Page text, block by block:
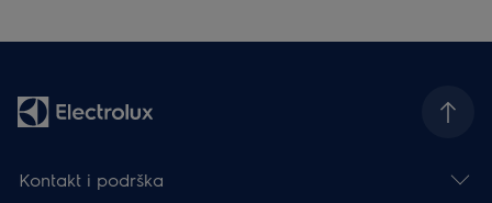
Kontakt i podrška